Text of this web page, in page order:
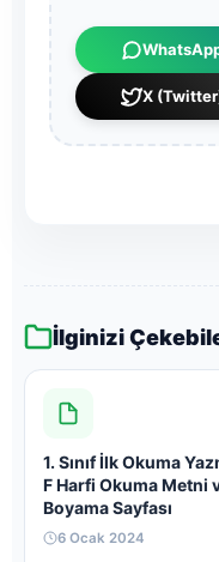
X
İlginizi
1. Sınıf İlk Okuma
F Harfi Okuma Metni
Boyama Sayfası
6 Ocak 2024